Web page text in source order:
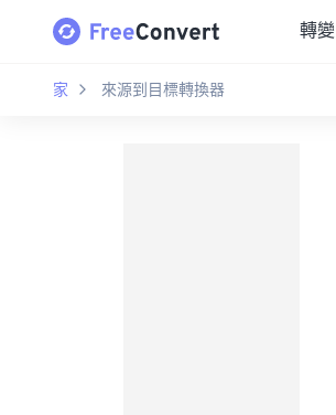
轉變
家 來源到目標轉換器